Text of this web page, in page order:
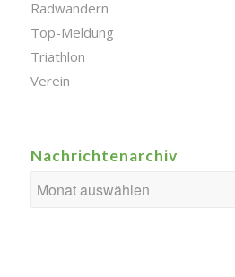
Radwandern
Top-Meldung
Triathlon
Verein
Nachrichtenarchiv